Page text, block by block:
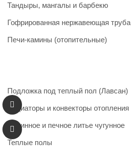
Тандыры, мангалы и барбекю
Гофрированная нержавеющая труба
Печи-камины (отопительные)
Подложка под теплый пол (Лавсан)
Радиаторы и конвекторы отопления
Каминное и печное литье чугунное
Теплые полы